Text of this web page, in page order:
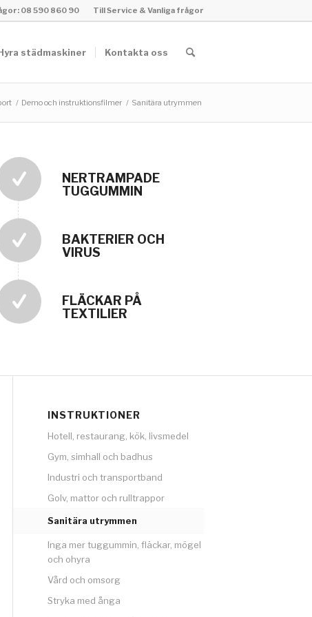
Till Service & Vanliga frågor
08 590 860 90
städmaskiner Kontakta oss
/ Demo och instruktionsfilmer / Sanitära utrymmen
NERTRAMPADE
TUGGUMMIN
BAKTERIER OCH
VIRUS
FLÄCKAR PÅ
TEXTILIER
INSTRUKTIONER
Hotell, restaurang, kök, livsmedel
Gym, simhall och badhus
Industri och transportband
Golv, mattor och rulltrappor
Sanitära utrymmen
Inga mer tuggummin, fläckar, mögel
och ohyra
Vård och omsorg
Stryka med ånga